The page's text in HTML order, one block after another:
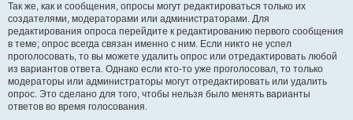
Так же, как и сообщения, опросы могут редактироваться только их
создателями, модераторами или администраторами. Для
редактирования опроса перейдите к редактированию первого сообщения
в теме; опрос всегда связан именно с ним. Если никто не успел
проголосовать, то вы можете удалить опрос или отредактировать любой
из вариантов ответа. Однако если кто-то уже проголосовал, то только
модераторы или администраторы могут отредактировать или удалить
опрос. Это сделано для того, чтобы нельзя было менять варианты
ответов во время голосования.